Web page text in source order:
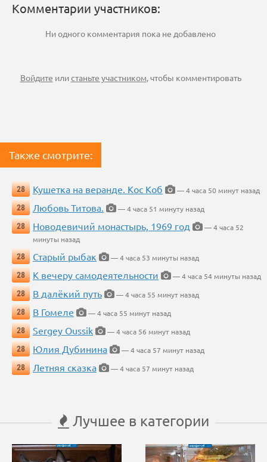
Комментарии участников:
Ни одного комментария пока не добавлено
Войдите илистаньте участником, чтобы комментировать
Также смотрите:
28 Кушетка на веранде. Кос Коб
— 4 часа 50 минут назад
28
Любовь Титова.
— 4 часа 51 минуту назад
28
Новодевичий монастырь, 1969 год
— 4 часа 52
минуты назад
28
Старый рыбак
— 4 часа 53 минуты назад
28
К вечеру самодеятельности
— 4 часа 54 минуты назад
28
В далёкий путь
— 4 часа 55 минут назад
28
В Гомеле
— 4 часа 55 минут назад
28
Sergey Oussik
— 4 часа 56 минут назад
28
Юлия Дубинина
— 4 часа 57 минут назад
28
Летняя сказка — 4 часа 57 минут назад
Лучшее в категории